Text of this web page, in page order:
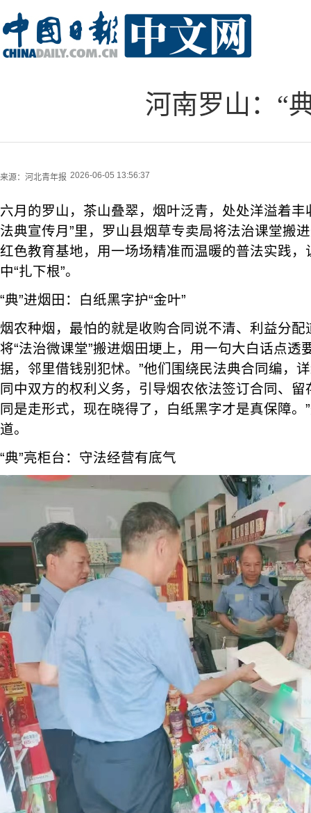
河南罗山：“
来源： 河北青年报 2026-06-05 13:56:37
六月的罗山，茶山叠翠，烟叶泛青，处处洋溢着丰
法典宣传月”里，罗山县烟草专卖局将法治课堂搬
红色教育基地，用一场场精准而温暖的普法实践
中“扎下根”。
“典”进烟田：白纸黑字护“金叶”
烟农种烟，最怕的就是收购合同说不清、利益分
将“法治微课堂”搬进烟田埂上，用一句大白话点
据，邻里借钱别犯怵。”他们围绕民法典合同编，
同中双方的权利义务，引导烟农依法签订合同、留
同是走形式，现在晓得了，白纸黑字才是真保障。
道。
“典”亮柜台：守法经营有底气